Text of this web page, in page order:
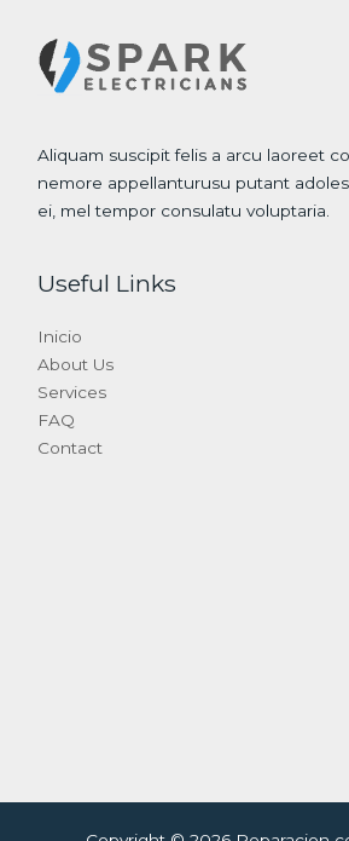
Aliquam suscipit felis a arcu laoreet
nemore appellanturusu putant
ei, mel tempor consulatu voluptaria.
Useful Links
Inicio
About Us
Services
FAQ
Contact